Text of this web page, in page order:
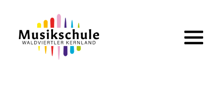
springen